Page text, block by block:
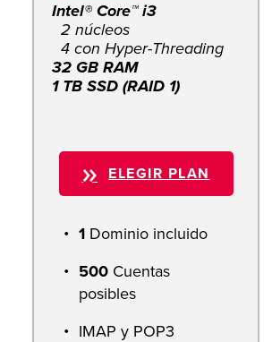
Intel® Core™ i3
2 núcleos
4 con Hyper-Threading
32 GB RAM
1 TB SSD (RAID 1)
ELEGIR PLAN
1 Dominio incluido
500 Cuentas
posibles
IMAP y POP3